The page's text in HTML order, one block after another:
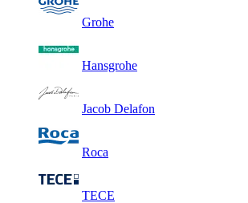
Grohe
Hansgrohe
Jacob Delafon
Roca
TECE